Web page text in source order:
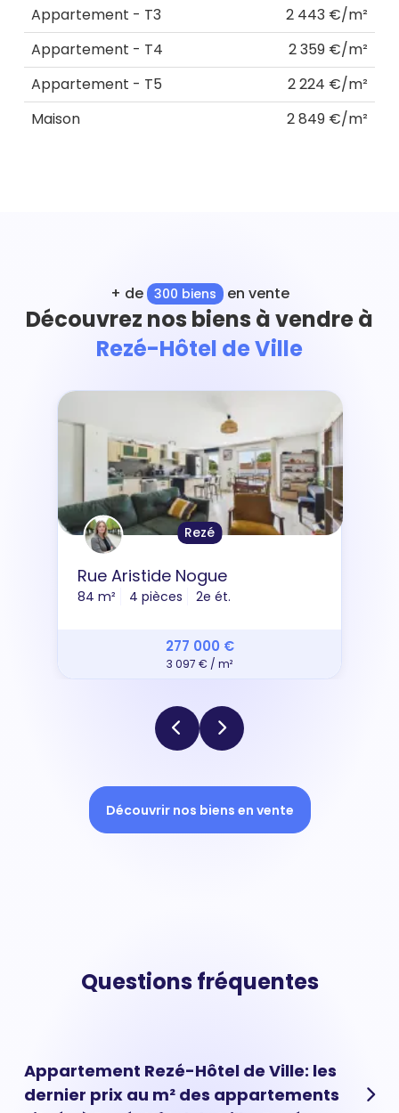
Appartement - T3
2 443 €/m²
Appartement - T4
2 359 €/m²
Appartement - T5
2 224 €/m²
Maison
2 849 €/m²
+ de 300 biens en vente
Découvrez nos biens à vendre à
Rezé-Hôtel de Ville
Rezé
Rue Aristide Nogue
84 m² 4 pièces 2e ét.
277 000 €
3 097 € / m²
Découvrir nos biens en vente
Questions fréquentes
Appartement Rezé-Hôtel de Ville: les
dernier prix au m² des appartements